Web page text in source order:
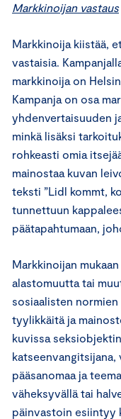
Markkinoijan vastaus
Markkinoija kiistää,
vastaisia.
markkinoija on
Kampanja on osa
yhdenvertaisuuden
minkä lisäksi
rohkeasti omia
mainostaa kuvan
teksti ”Lidl kommt,
tunnettuun
päätapahtumaan,
Markkinoijan
alastomuutta tai
sosiaalisten
tyylikkäitä ja
kuvissa
pääsanomaa ja
väheksyvällä tai
päinvastoin esiintyy